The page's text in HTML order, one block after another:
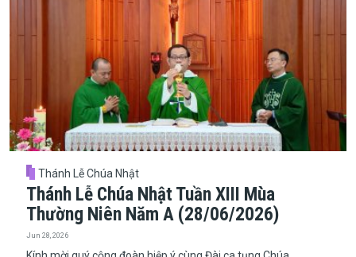
Thánh Lễ Chúa Nhật
Thánh Lễ Chúa Nhật Tuần XIII Mùa
Thường Niên Năm A (28/06/2026)
Jun 28, 2026